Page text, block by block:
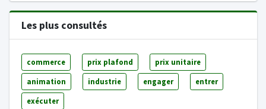
Les plus consultés
commerce prix plafond prix unitaire
animation industrie engager entrer
exécuter